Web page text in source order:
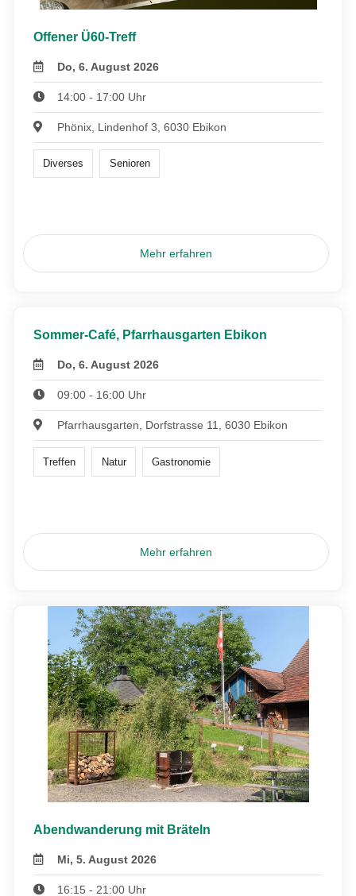
Offener Ü60-Treff
Do, 6. August 2026
14:00 - 17:00 Uhr
Phönix, Lindenhof 3, 6030 Ebikon
Diverses Senioren
Mehr erfahren
Sommer-Café, Pfarrhausgarten Ebikon
Do, 6. August 2026
09:00 - 16:00 Uhr
Pfarrhausgarten, Dorfstrasse 11, 6030 Ebikon
Treffen Natur Gastronomie
Mehr erfahren
Abendwanderung mit Bräteln
Mi, 5. August 2026
16:15 - 21:00 Uhr